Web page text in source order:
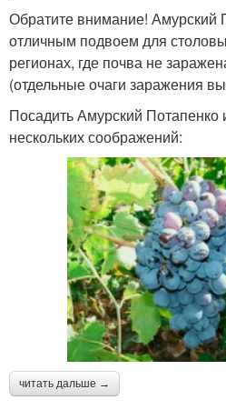
Обратите внимание! Амурский
отличным подвоем для
регионах, где почва не
(отдельные очаги заражения
Посадить Амурский Потапенко
нескольких соображений:
читать дальше →